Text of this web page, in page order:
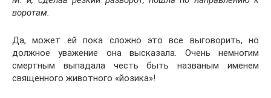
воротам.
Да, может ей пока сложно это все выговорить, но
должное уважение она высказала. Очень немногим
смертным выпадала честь быть названым именем
священного животного «йозика»!